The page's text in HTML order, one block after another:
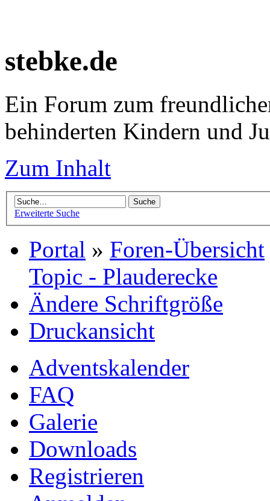
stebke.de
Ein Forum zum
behinderten Kindern und
Zum Inhalt
Erweiterte Suche
Portal » Foren-Übersicht
Topic - Plauderecke
Ändere Schriftgröße
Druckansicht
Adventskalender
FAQ
Galerie
Downloads
Registrieren